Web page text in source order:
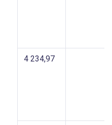
4 234,97